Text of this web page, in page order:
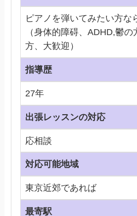
ピアノを弾いてみたい方な
（身体的障碍、ADHD,鬱
方、大歓迎）
指導歴
27年
出張レッスンの対応
応相談
対応可能地域
東京近郊であれば
最寄駅